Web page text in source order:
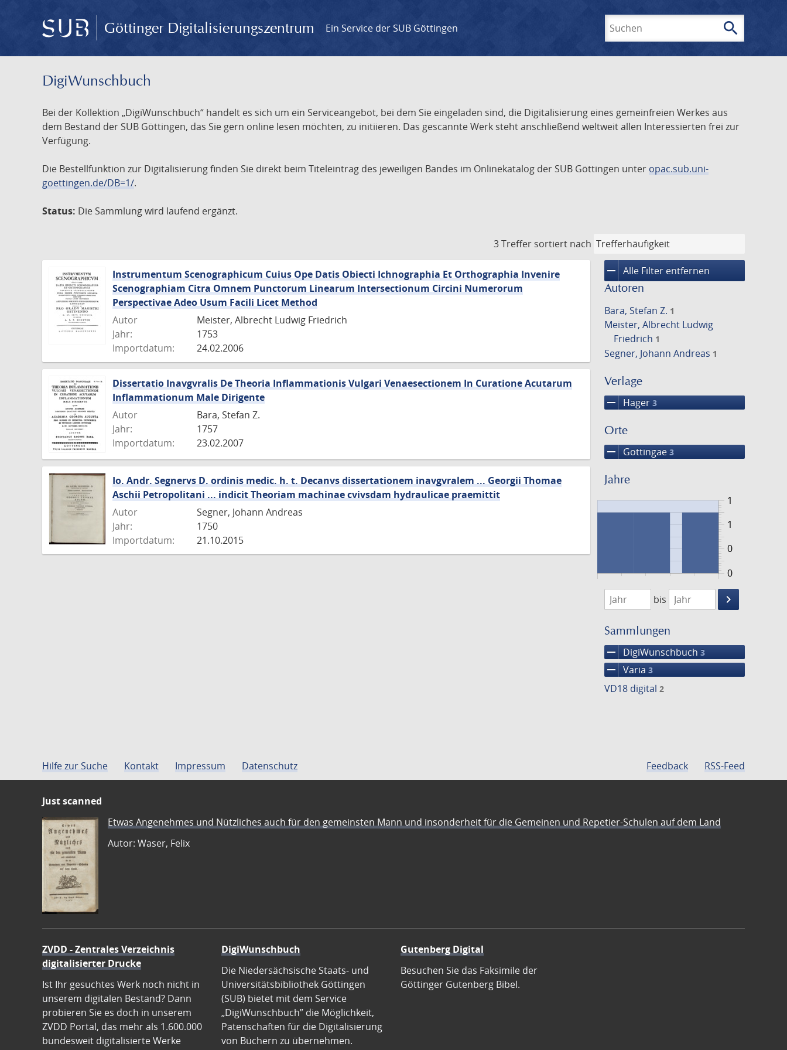
Göttinger Digitalisierungszentrum Ein Service der SUB Göttingen search
DigiWunschbuch
Bei der Kollektion „DigiWunschbuch“ handelt es sich um ein Serviceangebot, bei dem Sie eingeladen sind, die Digitalisierung eines gemeinfreien Werkes aus
dem Bestand der SUB Göttingen, das Sie gern online lesen möchten, zu initiieren. Das gescannte Werk steht anschließend weltweit allen Interessierten frei zur
Verfügung.
Die Bestellfunktion zur Digitalisierung finden Sie direkt beim Titeleintrag des jeweiligen Bandes im Onlinekatalog der SUB Göttingen unter opac.sub.uni-
goettingen.de/DB=1/.
Status: Die Sammlung wird laufend ergänzt.
3 Treffer sortiert nach
remove Alle Filter entfernen
Autoren
Bara, Stefan Z. 1
Meister, Albrecht Ludwig
Friedrich 1
Segner, Johann Andreas 1
Verlage
remove Hager 3
Orte
remove Gottingae 3
Jahre
0
1
0
1
1750
1760
bis
keyboard_arrow_right
Suche
Sammlungen
remove DigiWunschbuch 3
remove Varia 3
VD18 digital 2
Instrumentum Scenographicum Cuius Ope Datis Obiecti Ichnographia Et Orthographia Invenire
Scenographiam Citra Omnem Punctorum Linearum Intersectionum Circini Numerorum
Perspectivae Adeo Usum Facili Licet Method
Autor
Meister, Albrecht Ludwig Friedrich
Jahr:
1753
Importdatum:
24.02.2006
Dissertatio Inavgvralis De Theoria Inflammationis Vulgari Venaesectionem In Curatione Acutarum
Inflammationum Male Dirigente
Autor
Bara, Stefan Z.
Jahr:
1757
Importdatum:
23.02.2007
Io. Andr. Segnervs D. ordinis medic. h. t. Decanvs dissertationem inavgvralem ... Georgii Thomae
Aschii Petropolitani ... indicit Theoriam machinae cvivsdam hydraulicae praemittit
Autor
Segner, Johann Andreas
Jahr:
1750
Importdatum:
21.10.2015
Hilfe zur Suche Kontakt Impressum Datenschutz Feedback RSS-Feed
Just scanned
Etwas Angenehmes und Nützliches auch für den gemeinsten Mann und insonderheit für die Gemeinen und Repetier-Schulen auf dem Land
Autor: Waser, Felix
ZVDD - Zentrales Verzeichnis
digitalisierter Drucke
Ist Ihr gesuchtes Werk noch nicht in
unserem digitalen Bestand? Dann
probieren Sie es doch in unserem
ZVDD Portal, das mehr als 1.600.000
bundesweit digitalisierte Werke
DigiWunschbuch
Die Niedersächsische Staats- und
Universitätsbibliothek Göttingen
(SUB) bietet mit dem Service
„DigiWunschbuch” die Möglichkeit,
Patenschaften für die Digitalisierung
von Büchern zu übernehmen.
Gutenberg Digital
Besuchen Sie das Faksimile der
Göttinger Gutenberg Bibel.